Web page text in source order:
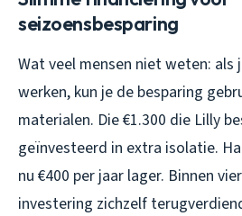
seizoensbesparing
Wat veel mensen niet weten:
werken, kun je de besparing
materialen. Die €1.300 die Lilly
geïnvesteerd in extra isolatie.
nu €400 per jaar lager. Binnen
investering zichzelf